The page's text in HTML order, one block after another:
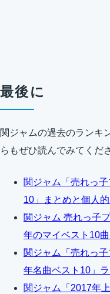
最後に
関ジャムの過去のランキ
らもぜひ読んでみてくだ
関ジャム「売れっ
10」まとめと個人
関ジャム 売れっ子
年のマイベスト10
関ジャム「売れっ
年名曲ベスト10」
関ジャム「2017年